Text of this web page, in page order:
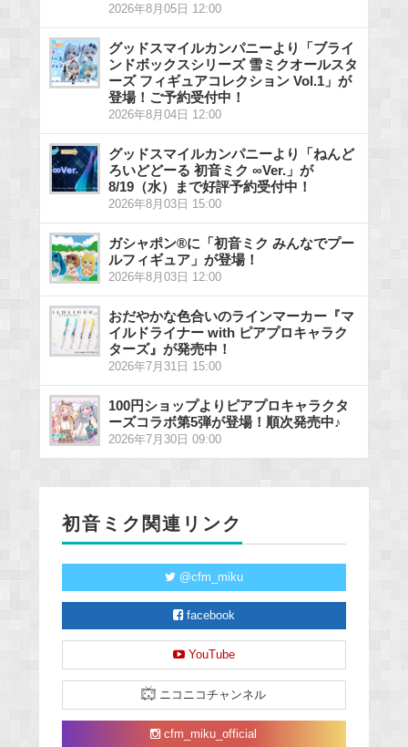
2026年8月05日 12:00
グッドスマイルカンパニーより「ブライ
ンドボックスシリーズ 雪ミクオールスタ
ーズ フィギュアコレクション Vol.1」が
登場！ご予約受付中！
2026年8月04日 12:00
グッドスマイルカンパニーより「ねんど
ろいどどーる 初音ミク ∞Ver.」が
8/19（水）まで好評予約受付中！
2026年8月03日 15:00
ガシャポン®に「初音ミク みんなでプー
ルフィギュア」が登場！
2026年8月03日 12:00
おだやかな色合いのラインマーカー『マ
イルドライナー with ピアプロキャラク
ターズ』が発売中！
2026年7月31日 15:00
100円ショップよりピアプロキャラクタ
ーズコラボ第5弾が登場！順次発売中♪
2026年7月30日 09:00
初音ミク関連リンク
@cfm_miku
facebook
YouTube
ニコニコチャンネル
cfm_miku_official